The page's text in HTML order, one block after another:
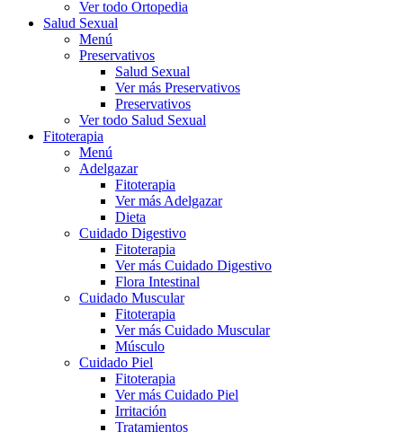
Ver todo Ortopedia
Salud Sexual
Menú
Preservativos
Salud Sexual
Ver más Preservativos
Preservativos
Ver todo Salud Sexual
Fitoterapia
Menú
Adelgazar
Fitoterapia
Ver más Adelgazar
Dieta
Cuidado Digestivo
Fitoterapia
Ver más Cuidado Digestivo
Flora Intestinal
Cuidado Muscular
Fitoterapia
Ver más Cuidado Muscular
Músculo
Cuidado Piel
Fitoterapia
Ver más Cuidado Piel
Irritación
Tratamientos